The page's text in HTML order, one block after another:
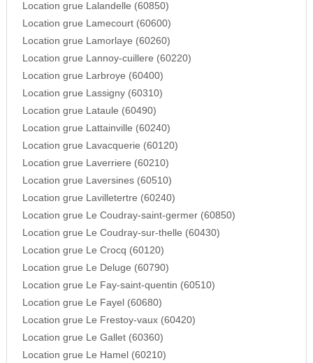
Location grue Lalandelle (60850)
Location grue Lamecourt (60600)
Location grue Lamorlaye (60260)
Location grue Lannoy-cuillere (60220)
Location grue Larbroye (60400)
Location grue Lassigny (60310)
Location grue Lataule (60490)
Location grue Lattainville (60240)
Location grue Lavacquerie (60120)
Location grue Laverriere (60210)
Location grue Laversines (60510)
Location grue Lavilletertre (60240)
Location grue Le Coudray-saint-germer (60850)
Location grue Le Coudray-sur-thelle (60430)
Location grue Le Crocq (60120)
Location grue Le Deluge (60790)
Location grue Le Fay-saint-quentin (60510)
Location grue Le Fayel (60680)
Location grue Le Frestoy-vaux (60420)
Location grue Le Gallet (60360)
Location grue Le Hamel (60210)